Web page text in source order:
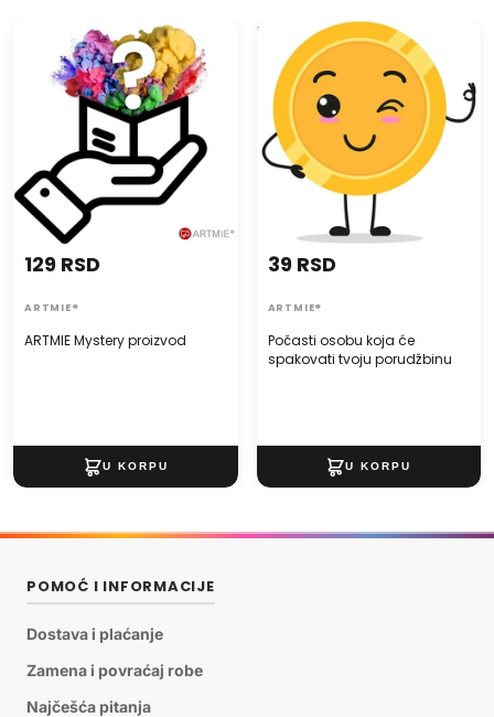
ARTMIE Mystery proizvod
ARTMIE Mystery proizvod
129 RSD
ARTMIE®
Počasti osobu koja će
spakovati tvoju porudžbinu
Počasti osobu koja će
spakovati tvoju porudžbinu
39 RSD
ARTMIE®
POMOĆ I INFORMACIJE
Dostava i plaćanje
Zamena i povraćaj robe
Najčešća pitanja